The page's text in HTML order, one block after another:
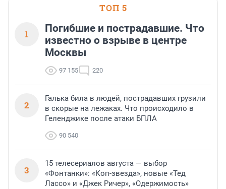
ТОП 5
1
Погибшие и пострадавшие. Что
известно о взрыве в центре
Москвы
97 155 220
2
Галька била в людей, пострадавших грузили
в скорые на лежаках. Что происходило в
Геленджике после атаки БПЛА
90 540
3
15 телесериалов августа — выбор
«Фонтанки»: «Коп-звезда», новые «Тед
Лассо» и «Джек Ричер», «Одержимость»